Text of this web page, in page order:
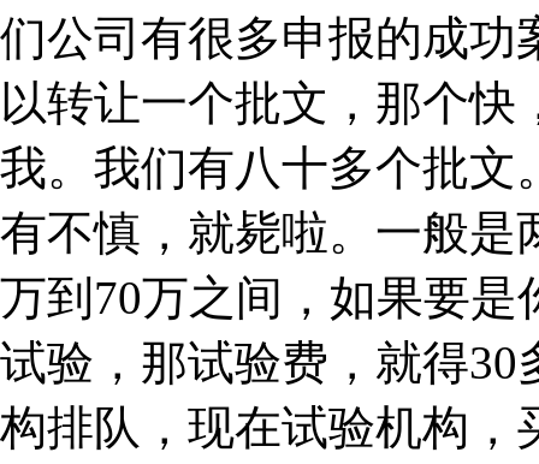
们公司有很多申报的成功
以转让一个批文，那个
我。我们有八十多个批文
有不慎，就毙啦。一般是
万到70万之间，如果要
试验，那试验费，就得
构排队，现在试验机构，